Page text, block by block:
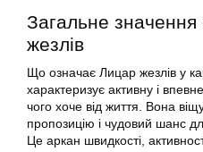
Загальне
жезлів
Що означає Лицар жезлів у
характеризує активну і
чого хоче від життя. Вона
пропозицію і чудовий шанс
Це аркан швидкості,